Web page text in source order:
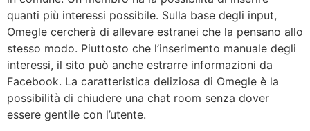
quanti più interessi possibile. Sulla base degli input,
Omegle cercherà di allevare estranei che la pensano allo
stesso modo. Piuttosto che l’inserimento manuale degli
interessi, il sito può anche estrarre informazioni da
Facebook. La caratteristica deliziosa di Omegle è la
possibilità di chiudere una chat room senza dover
essere gentile con l’utente.